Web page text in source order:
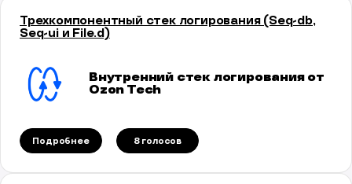
Трехкомпонентный стек логирования (Seq-db,
Seq-ui и File.d)
Внутренний стек логирования от
Ozon Tech
Подробнее 8 голосов